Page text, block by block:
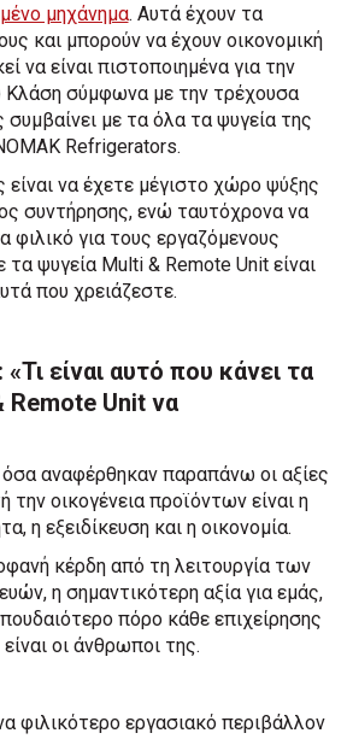
μηχάνημα. Αυτά έχουν τα
και μπορούν να έχουν οικονομική
να είναι πιστοποιημένα για την
Κλάση σύμφωνα με την τρέχουσα
με τα όλα τα ψυγεία της
Refrigerators.
είναι να έχετε μέγιστο χώρο ψύξης
συντήρησης, ενώ ταυτόχρονα να
φιλικό για τους εργαζόμενους
τα ψυγεία Multi & Remote Unit είναι
που χρειάζεστε.
είναι αυτό που κάνει τα
Unit να
αναφέρθηκαν παραπάνω οι αξίες
την οικογένεια προϊόντων είναι η
η εξειδίκευση και η οικονομία.
κέρδη από τη λειτουργία των
η σημαντικότερη αξία για εμάς,
πόρο κάθε επιχείρησης
οι άνθρωποι της.
φιλικότερο εργασιακό περιβάλλον